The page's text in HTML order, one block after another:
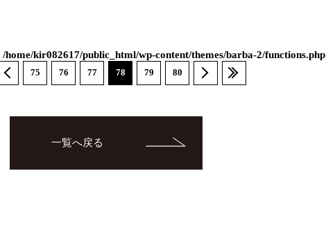
/home/kir082617/public_html/wp-content/themes/barba-2/functions.php
75 76 77 78 79 80
一覧へ戻る